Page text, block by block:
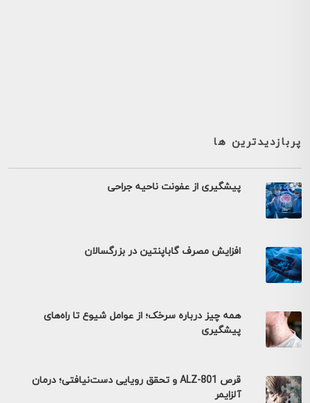
پربازدیدترین ها
پیشگیری از عفونت ناحیه جراحی
افزایش مصرف گاباپنتین در بزرگسالان
همه چیز درباره سرخک؛ از عوامل شیوع تا راه‌های
پیشگیری
قرص ALZ-801 و تحقق رویایی دست‌نیافتی؛ درمان
آلزایمر